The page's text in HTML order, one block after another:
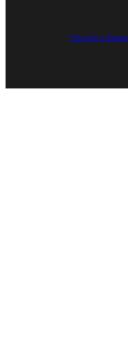
Criação e